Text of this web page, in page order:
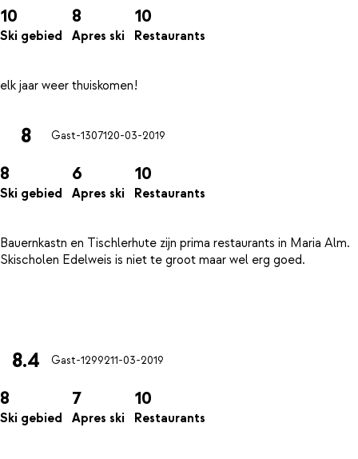
10
Ski gebied
8
Apres ski
10
Restaurants
8 Gast-1307120-03-2019
8
Ski gebied
6
Apres ski
10
Restaurants
Bauernkastn en Tischlerhute zijn prima restaurants in Maria Alm.
Skischolen Edelweis is niet te groot maar wel erg goed.
8.4 Gast-1299211-03-2019
8
Ski gebied
7
Apres ski
10
Restaurants